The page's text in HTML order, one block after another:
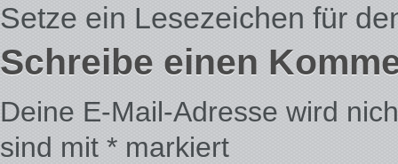
Setze ein Lesezeichen für
Schreibe einen
Deine E-Mail-Adresse wird
sind mit * markiert